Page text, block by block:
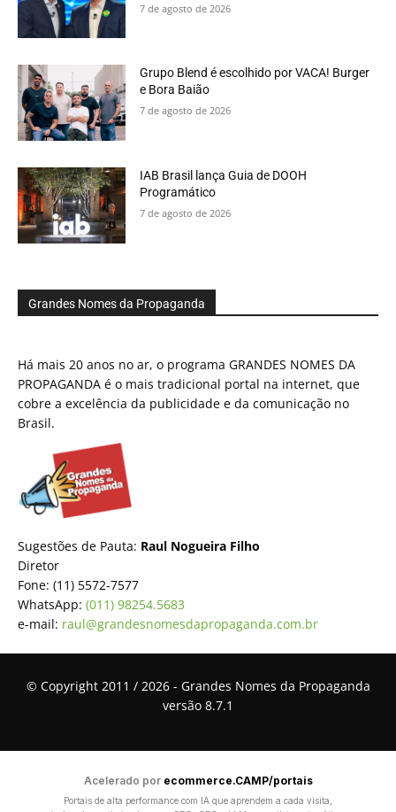
7 de agosto de 2026
Grupo Blend é escolhido por VACA! Burger
e Bora Baião
7 de agosto de 2026
IAB Brasil lança Guia de DOOH
Programático
7 de agosto de 2026
Grandes Nomes da Propaganda
Há mais 20 anos no ar, o programa GRANDES NOMES DA
PROPAGANDA é o mais tradicional portal na internet, que
cobre a excelência da publicidade e da comunicação no
Brasil.
Sugestões de Pauta: Raul Nogueira Filho
Diretor
Fone: (11) 5572-7577
WhatsApp: (011) 98254.5683
e-mail: raul@grandesnomesdapropaganda.com.br
© Copyright 2011 / 2026 - Grandes Nomes da Propaganda
versão 8.7.1
Acelerado por ecommerce.CAMP/portais
Portais de alta performance com IA que aprendem a cada visita,